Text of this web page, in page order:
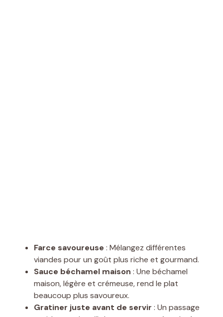
Farce savoureuse : Mélangez différentes
viandes pour un goût plus riche et gourmand.
Sauce béchamel maison : Une béchamel
maison, légère et crémeuse, rend le plat
beaucoup plus savoureux.
Gratiner juste avant de servir : Un passage